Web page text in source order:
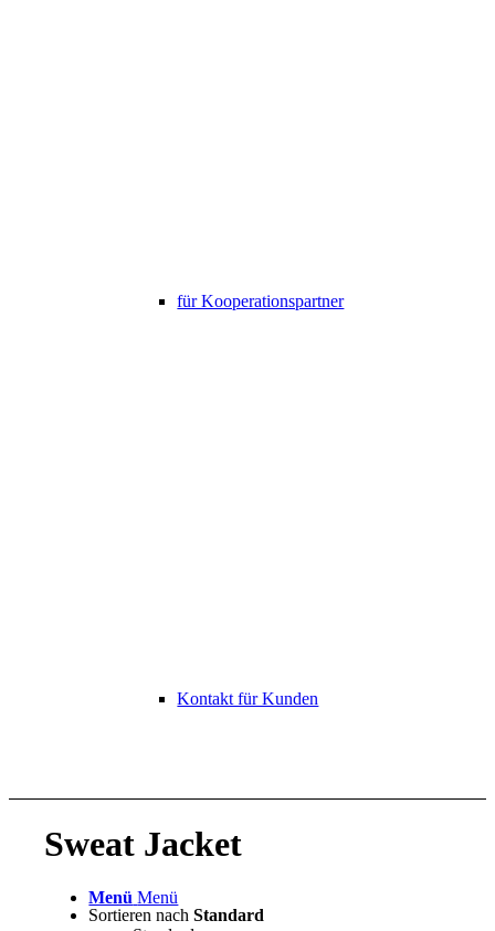
für Kooperationspartner
Kontakt für Kunden
Menü Menü
Sweat Jacket
Sortieren nachStandard